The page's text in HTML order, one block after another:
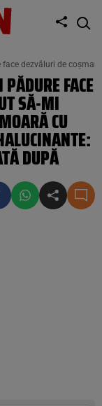
dezvăluri de
FACE
SĂ-MI
CU
DUPĂ